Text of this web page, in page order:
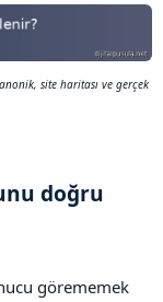
site haritası ve gerçek
doğru
görememek